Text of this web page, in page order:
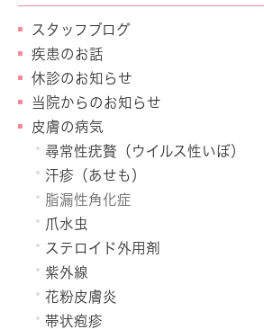
スタッフブログ
疾患のお話
休診のお知らせ
当院からのお知らせ
皮膚の病気
尋常性疣贅（ウイルス性いぼ）
汗疹（あせも）
脂漏性角化症
爪水虫
ステロイド外用剤
紫外線
花粉皮膚炎
帯状疱疹